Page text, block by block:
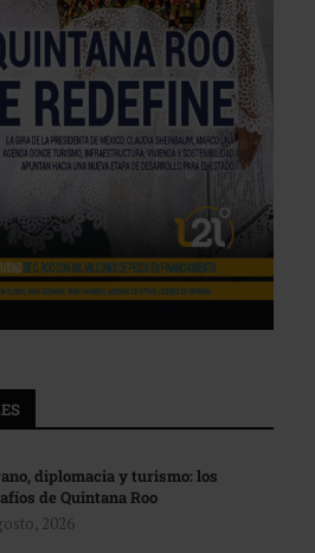
diplomacia y turismo: los
de Quintana Roo
2026